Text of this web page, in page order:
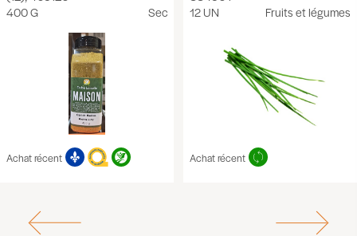
400 G Sec
Achat récent
12 UN Fruits et légumes
Achat récent